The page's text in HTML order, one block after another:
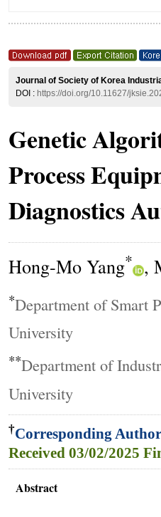
Journal of Society of Korea
DOI : https://doi.org/10.11627/
Genetic
Process
Diagnostics
Hong-Mo Yang* ,
*Department of Smart
University
**Department of
University
†Corresponding
Received 03/02/2025
Abstract